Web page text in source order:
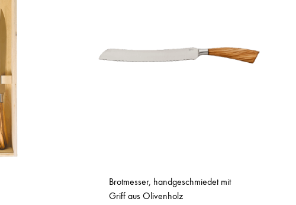
Brotmesser, handgeschmiedet mit
Griff aus Olivenholz